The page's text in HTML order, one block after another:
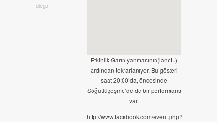
diego
Etkinlik Garın yanmasının(lanet..)
ardından tekrarlanıyor. Bu gösteri
saat 20:00’da, öncesinde
Söğütlüçeşme’de de bir performans
var.
http://www.facebook.com/event.php?